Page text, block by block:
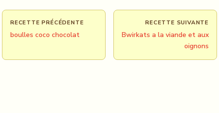
RECETTE PRÉCÉDENTE
boulles coco chocolat
RECETTE SUIVANTE
Bwirkats a la viande et aux
oignons